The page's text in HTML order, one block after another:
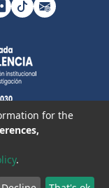
for the
.